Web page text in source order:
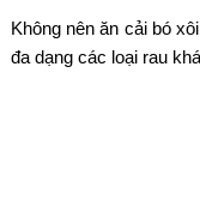
Không nên ăn cải bó
đa dạng các loại rau